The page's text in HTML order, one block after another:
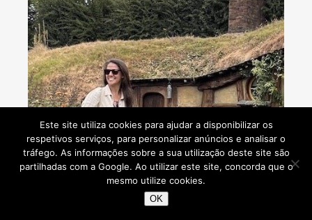
Este site utiliza cookies para ajudar a disponibilizar os
respetivos serviços, para personalizar anúncios e analisar o
tráfego. As informações sobre a sua utilização deste site são
partilhadas com a Google. Ao utilizar este site, concorda que o
mesmo utilize cookies.
OK